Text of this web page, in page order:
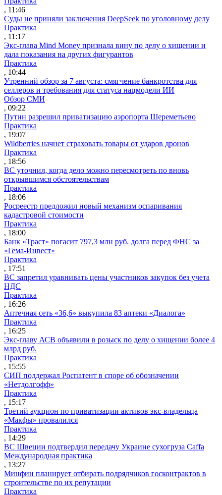
, 11:46
Суды не приняли заключения DeepSeek по уголовному делу
Практика
, 11:17
Экс-глава Mind Money признала вину по делу о хищении и
дала показания на других фигурантов
Практика
, 10:44
Утренний обзор за 7 августа: смягчение банкротства для
селлеров и требования для статуса нацмодели ИИ
Обзор СМИ
, 09:22
Путин разрешил приватизацию аэропорта Шереметьево
Практика
, 19:07
Wildberries начнет страховать товары от ударов дронов
Практика
, 18:56
ВС уточнил, когда дело можно пересмотреть по вновь
открывшимся обстоятельствам
Практика
, 18:06
Росреестр предложил новый механизм оспаривания
кадастровой стоимости
Практика
, 18:00
Банк «Траст» погасит 797,3 млн руб. долга перед ФНС за
«Гема-Инвест»
Практика
, 17:51
ВС запретил уравнивать цены участников закупок без учета
НДС
Практика
, 16:26
Аптечная сеть «36,6» выкупила 83 аптеки «Диалога»
Практика
, 16:25
Экс-главу АСВ объявили в розыск по делу о хищении более 4
млрд руб.
Практика
, 15:55
СИП поддержал Роспатент в споре об обозначении
«Нетдолгофф»
Практика
, 15:17
Третий аукцион по приватизации активов экс-владельца
«Макфы» провалился
Практика
, 14:29
ВС Швеции подтвердил передачу Украине сухогруза Caffa
Международная практика
, 13:27
Минфин планирует отбирать подрядчиков госконтрактов в
строительстве по их репутации
Практика